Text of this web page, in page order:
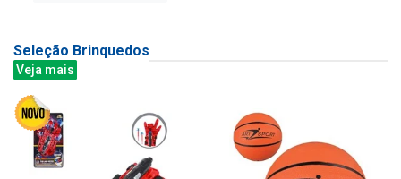
Seleção Brinquedos
Veja mais